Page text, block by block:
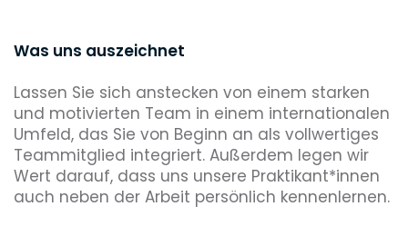
Was uns auszeichnet
Lassen Sie sich anstecken von einem starken
und motivierten Team in einem internationalen
Umfeld, das Sie von Beginn an als vollwertiges
Teammitglied integriert. Außerdem legen wir
Wert darauf, dass uns unsere Praktikant*innen
auch neben der Arbeit persönlich kennenlernen.